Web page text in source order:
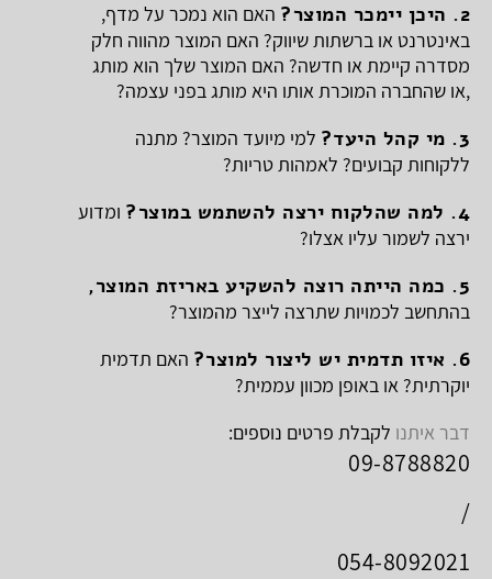
2. היכן יימכר המוצר?
האם הוא נמכר על מדף,
באינטרנט או ברשתות שיווק? האם המוצר מהווה חלק
מסדרה קיימת או חדשה? האם המוצר שלך הוא מותג
,או שהחברה המוכרת אותו היא מותג בפני עצמה?
3. מי קהל היעד?
למי מיועד המוצר? מתנה
ללקוחות קבועים? לאמהות טריות?
4. למה שהלקוח ירצה להשתמש במוצר?
ומדוע
ירצה לשמור עליו אצלו?
5. כמה הייתה רוצה להשקיע באריזת המוצר,
בהתחשב לכמויות שתרצה לייצר מהמוצר?
6. איזו תדמית יש ליצור למוצר?
האם תדמית
יוקרתית? או באופן מכוון עממית?
דבר איתנו לקבלת פרטים נוספים:
09-8788820
/
054-8092021